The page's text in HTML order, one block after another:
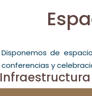
Disponemos de
conferencias y
Infraestructura